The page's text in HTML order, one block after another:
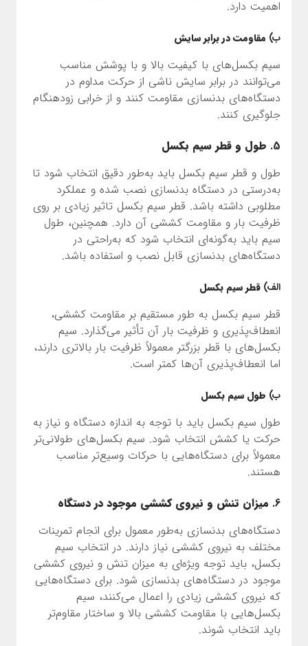
اهمیت دارد.
ب) مقاومت در برابر سایش
سیم بکسل‌های با کیفیت بالا و با پوشش مناسب
می‌توانند در برابر سایش ناشی از حرکت مداوم در
دستگاه‌های بدنسازی مقاومت کنند و از خرابی زودهنگام
جلوگیری کنند.
5. طول و قطر سیم بکسل
طول و قطر سیم بکسل باید به‌طور دقیق انتخاب شود تا
به‌درستی در دستگاه بدنسازی نصب شده و عملکرد
مطلوبی داشته باشد. قطر سیم بکسل تاثیر زیادی بر روی
ظرفیت بار و مقاومت کششی آن دارد. همچنین، طول
سیم باید به‌گونه‌ای انتخاب شود که به‌راحتی در
دستگاه‌های بدنسازی قابل نصب و استفاده باشد.
الف) قطر سیم بکسل
قطر سیم بکسل به طور مستقیم بر مقاومت کششی،
انعطاف‌پذیری و ظرفیت بار آن تأثیر می‌گذارد. سیم
بکسل‌های با قطر بزرگتر معمولاً ظرفیت بار بالاتری دارند،
اما انعطاف‌پذیری آن‌ها کمتر است.
ب) طول سیم بکسل
طول سیم بکسل باید با توجه به اندازه دستگاه و نیاز به
حرکت یا کشش انتخاب شود. سیم بکسل‌های طولانی‌تر
معمولاً برای دستگاه‌هایی با حرکات وسیع‌تر مناسب
هستند.
6. میزان تنش و نیروی کششی موجود در دستگاه
دستگاه‌های بدنسازی به‌طور معمول برای انجام تمرینات
مختلف به نیروی کششی نیاز دارند. در انتخاب سیم
بکسل، باید توجه ویژه‌ای به میزان تنش و نیروی کششی
موجود در دستگاه‌های بدنسازی شود. برای دستگاه‌هایی
که نیروی کششی زیادی را اعمال می‌کنند، سیم
بکسل‌هایی با مقاومت کششی بالا و ساختار مقاوم‌تر
باید انتخاب شوند.